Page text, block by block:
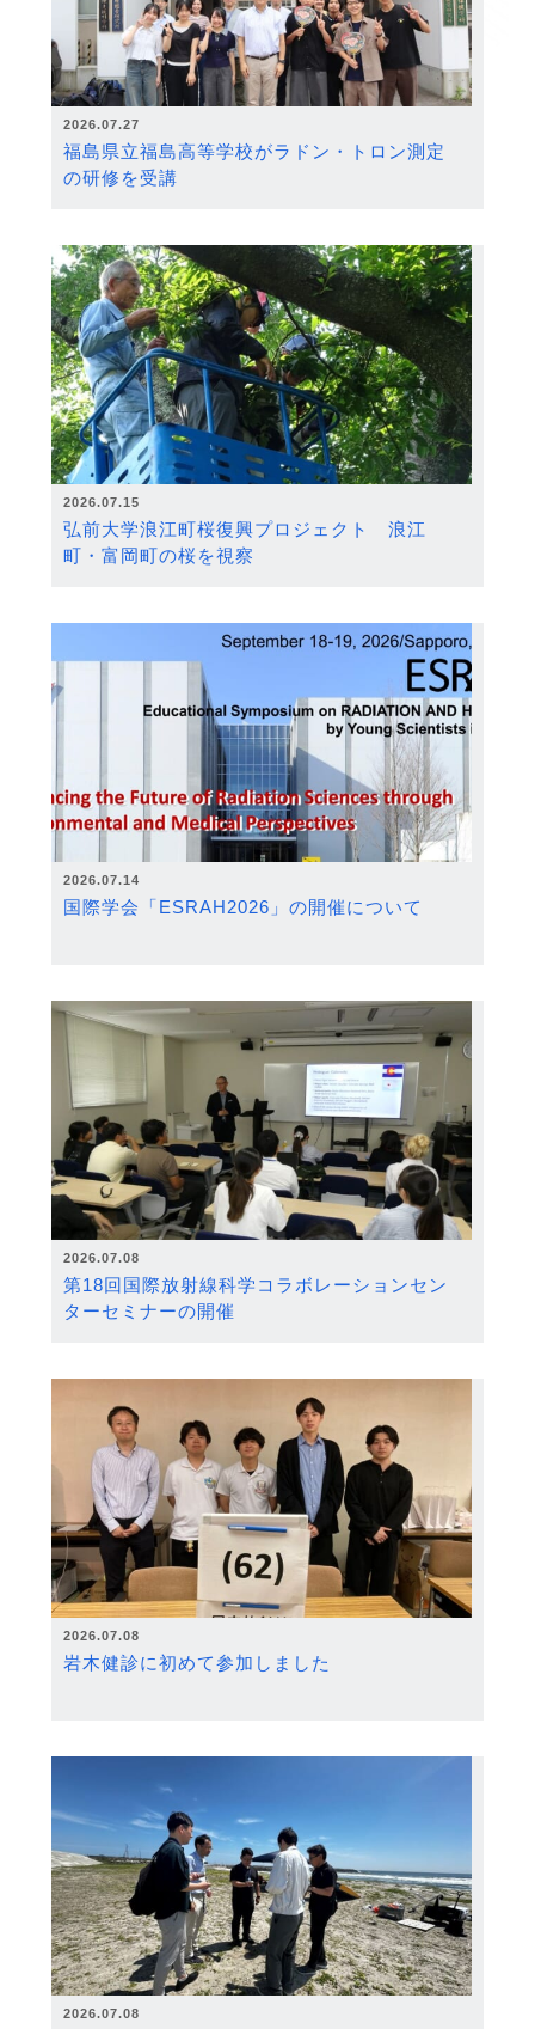
2026.07.27
福島県立福島高等学校がラドン・トロン測定
の研修を受講
2026.07.15
弘前大学浪江町桜復興プロジェクト 浪江
町・富岡町の桜を視察
2026.07.14
国際学会「ESRAH2026」の開催について
2026.07.08
第18回国際放射線科学コラボレーションセン
ターセミナーの開催
2026.07.08
岩木健診に初めて参加しました
2026.07.08